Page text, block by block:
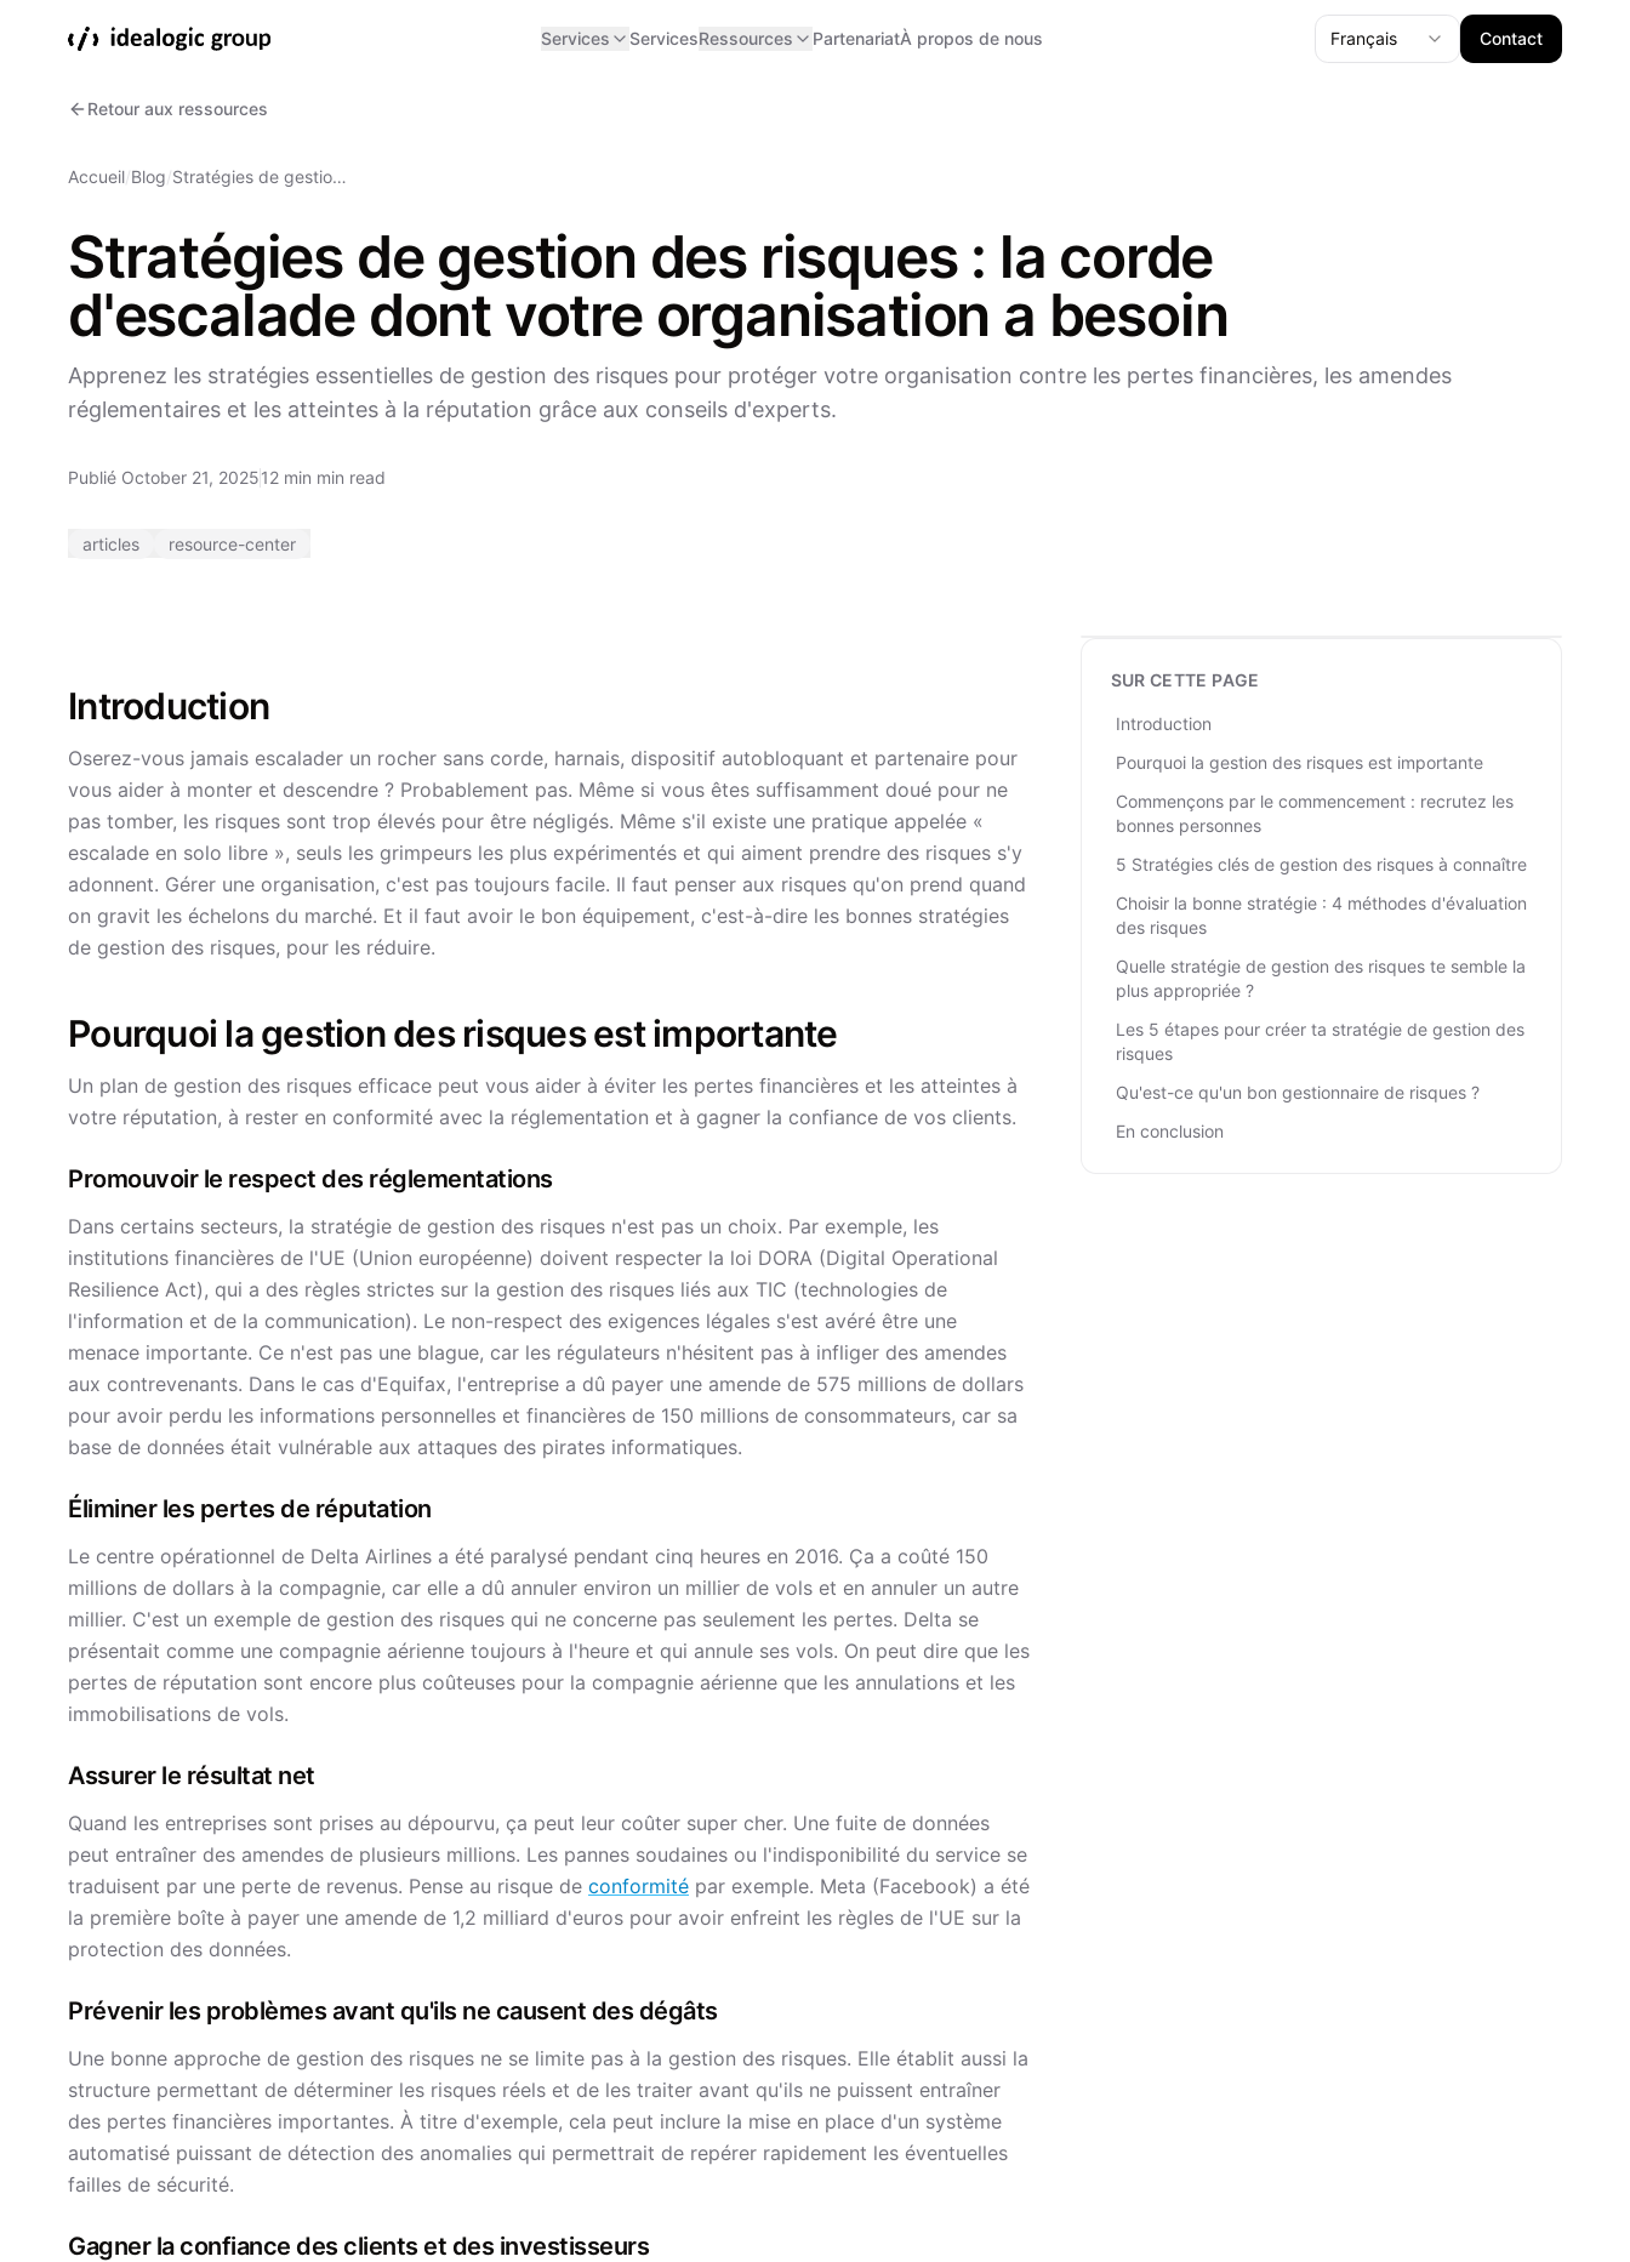
Services ServicesRessources PartenariatÀ propos de nous Français Contact
Retour aux ressources
Accueil/Blog/Stratégies de gestio…
Stratégies de gestion des risques : la corde
d'escalade dont votre organisation a besoin
Apprenez les stratégies essentielles de gestion des risques pour protéger votre organisation contre les pertes financières, les amendes
réglementaires et les atteintes à la réputation grâce aux conseils d'experts.
Publié October 21, 202512 min min read
articles resource-center
Introduction
Oserez-vous jamais escalader un rocher sans corde, harnais, dispositif autobloquant et partenaire pour
vous aider à monter et descendre ? Probablement pas. Même si vous êtes suffisamment doué pour ne
pas tomber, les risques sont trop élevés pour être négligés. Même s'il existe une pratique appelée «
escalade en solo libre », seuls les grimpeurs les plus expérimentés et qui aiment prendre des risques s'y
adonnent. Gérer une organisation, c'est pas toujours facile. Il faut penser aux risques qu'on prend quand
on gravit les échelons du marché. Et il faut avoir le bon équipement, c'est-à-dire les bonnes stratégies
de gestion des risques, pour les réduire.
Pourquoi la gestion des risques est importante
Un plan de gestion des risques efficace peut vous aider à éviter les pertes financières et les atteintes à
votre réputation, à rester en conformité avec la réglementation et à gagner la confiance de vos clients.
Promouvoir le respect des réglementations
Dans certains secteurs, la stratégie de gestion des risques n'est pas un choix. Par exemple, les
institutions financières de l'UE (Union européenne) doivent respecter la loi DORA (Digital Operational
Resilience Act), qui a des règles strictes sur la gestion des risques liés aux TIC (technologies de
l'information et de la communication). Le non-respect des exigences légales s'est avéré être une
menace importante. Ce n'est pas une blague, car les régulateurs n'hésitent pas à infliger des amendes
aux contrevenants. Dans le cas d'Equifax, l'entreprise a dû payer une amende de 575 millions de dollars
pour avoir perdu les informations personnelles et financières de 150 millions de consommateurs, car sa
base de données était vulnérable aux attaques des pirates informatiques.
Éliminer les pertes de réputation
Le centre opérationnel de Delta Airlines a été paralysé pendant cinq heures en 2016. Ça a coûté 150
millions de dollars à la compagnie, car elle a dû annuler environ un millier de vols et en annuler un autre
millier. C'est un exemple de gestion des risques qui ne concerne pas seulement les pertes. Delta se
présentait comme une compagnie aérienne toujours à l'heure et qui annule ses vols. On peut dire que les
pertes de réputation sont encore plus coûteuses pour la compagnie aérienne que les annulations et les
immobilisations de vols.
Assurer le résultat net
Quand les entreprises sont prises au dépourvu, ça peut leur coûter super cher. Une fuite de données
peut entraîner des amendes de plusieurs millions. Les pannes soudaines ou l'indisponibilité du service se
traduisent par une perte de revenus. Pense au risque de conformité par exemple. Meta (Facebook) a été
la première boîte à payer une amende de 1,2 milliard d'euros pour avoir enfreint les règles de l'UE sur la
protection des données.
Prévenir les problèmes avant qu'ils ne causent des dégâts
Une bonne approche de gestion des risques ne se limite pas à la gestion des risques. Elle établit aussi la
structure permettant de déterminer les risques réels et de les traiter avant qu'ils ne puissent entraîner
des pertes financières importantes. À titre d'exemple, cela peut inclure la mise en place d'un système
automatisé puissant de détection des anomalies qui permettrait de repérer rapidement les éventuelles
failles de sécurité.
Gagner la confiance des clients et des investisseurs
SUR CETTE PAGE
Introduction
Pourquoi la gestion des risques est importante
Commençons par le commencement : recrutez les
bonnes personnes
5 Stratégies clés de gestion des risques à connaître
Choisir la bonne stratégie : 4 méthodes d'évaluation
des risques
Quelle stratégie de gestion des risques te semble la
plus appropriée ?
Les 5 étapes pour créer ta stratégie de gestion des
risques
Qu'est-ce qu'un bon gestionnaire de risques ?
En conclusion